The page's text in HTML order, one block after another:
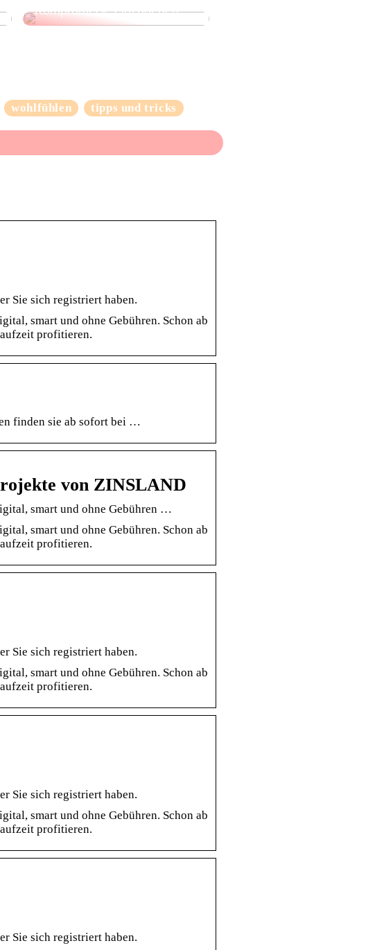
Kompromisse einzugehen
wohlfühlen tipps und tricks
Sie sich registriert haben.
smart und ohne Gebühren. Schon ab
profitieren.
finden sie ab sofort bei …
von ZINSLAND
smart und ohne Gebühren …
smart und ohne Gebühren. Schon ab
profitieren.
Sie sich registriert haben.
smart und ohne Gebühren. Schon ab
profitieren.
Sie sich registriert haben.
smart und ohne Gebühren. Schon ab
profitieren.
Sie sich registriert haben.